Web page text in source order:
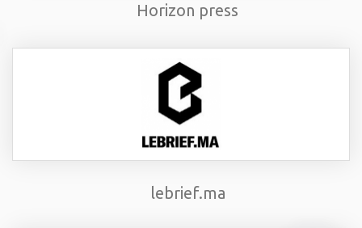
Horizon press
lebrief.ma